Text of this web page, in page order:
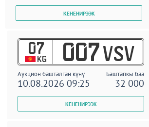
07
KG 007 VSV
Аукцион башталган күнү Баштапкы баа
10.08.2026 09:25 32 000